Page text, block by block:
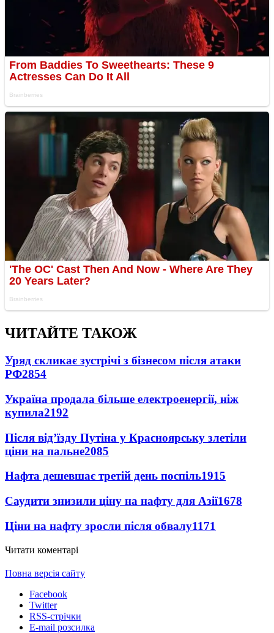
ЧИТАЙТЕ ТАКОЖ
Уряд скликає зустрічі з бізнесом після атаки
РФ2854
Україна продала більше електроенергії, ніж
купила2192
Після від’їзду Путіна у Красноярську злетіли
ціни на пальне2085
Нафта дешевшає третій день поспіль1915
Саудити знизили ціну на нафту для Азії1678
Ціни на нафту зросли після обвалу1171
Читати коментарі
Повна версія сайту
Facebook
Twitter
RSS-стрічки
E-mail розсилка